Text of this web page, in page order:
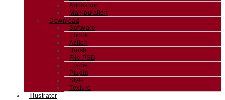
Animation
Manipulation
Download
Software
Ebook
Action
Brush
File PSD
Frame
Plugin
Style
Texture
Illustrator